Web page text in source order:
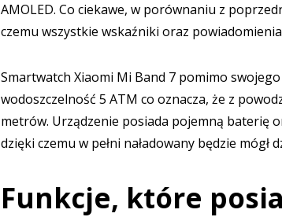
AMOLED. Co ciekawe, w porównaniu z
czemu wszystkie wskaźniki oraz
Smartwatch Xiaomi Mi Band 7 pomimo
wodoszczelność 5 ATM co oznacza, że z
metrów. Urządzenie posiada pojemną baterię
dzięki czemu w pełni naładowany będzie mógł
Funkcje, które